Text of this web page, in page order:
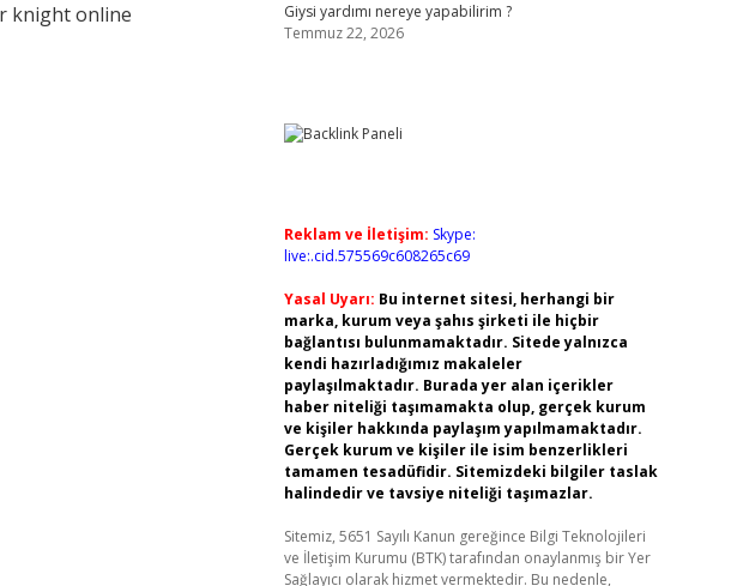
knight online
Giysi yardımı nereye yapabilirim ?
Temmuz 22, 2026
Reklam ve İletişim: Skype:
live:.cid.575569c608265c69
Yasal Uyarı: Bu internet sitesi, herhangi bir
marka, kurum veya şahıs şirketi ile hiçbir
bağlantısı bulunmamaktadır. Sitede yalnızca
kendi hazırladığımız makaleler
paylaşılmaktadır. Burada yer alan içerikler
haber niteliği taşımamakta olup, gerçek kurum
ve kişiler hakkında paylaşım yapılmamaktadır.
Gerçek kurum ve kişiler ile isim benzerlikleri
tamamen tesadüfidir. Sitemizdeki bilgiler taslak
halindedir ve tavsiye niteliği taşımazlar.
Sitemiz, 5651 Sayılı Kanun gereğince Bilgi Teknolojileri
ve İletişim Kurumu (BTK) tarafından onaylanmış bir Yer
Sağlayıcı olarak hizmet vermektedir. Bu nedenle,